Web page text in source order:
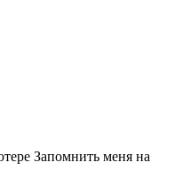
Запомнить меня на